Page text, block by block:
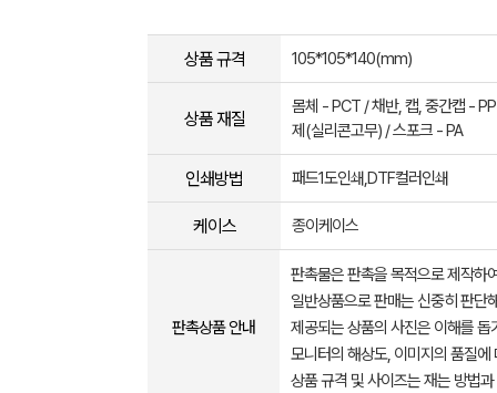
상품 규격 105*105*140(mm)
상품 재질
몸체 - PCT / 채반, 캡, 중간캡 -
제(실리콘고무) / 스포크 - PA
인쇄방법 패드1도인쇄,DTF컬러인쇄
케이스 종이케이스
판촉상품 안내
판촉물은 판촉을 목적으로 제작하
일반상품으로 판매는 신중히 판단
제공되는 상품의 사진은 이해를
모니터의 해상도, 이미지의 품질
상품 규격 및 사이즈는 재는 방법